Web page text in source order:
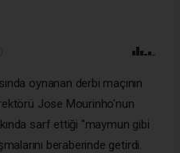
oynanan derbi maçının
Jose Mourinho'nun
sarf ettiği "maymun gibi
beraberinde getirdi.